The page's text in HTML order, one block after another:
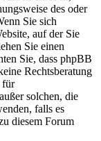
des oder
Sie sich
auf der Sie
Sie einen
Sie, dass phpBB
Rechtsberatung
für
solchen, die
falls es
diesem Forum